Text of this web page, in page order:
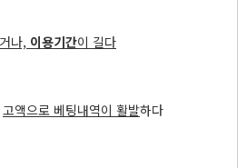
나, 이용기간이 길다
고액으로 베팅내역이 활발하다